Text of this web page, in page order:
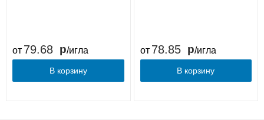
от 79.68 /игла
В корзину
от 78.85 /игла
В корзину